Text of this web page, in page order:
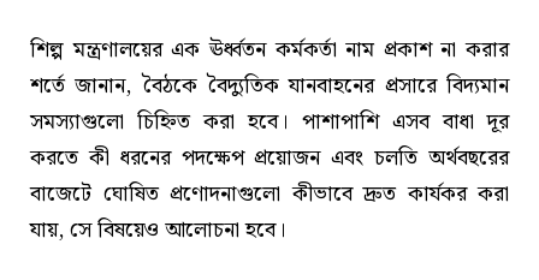
শিল্প মন্ত্রণালয়ের এক ঊর্ধ্বতন কর্মকর্তা নাম প্রকাশ না করার
শর্তে জানান, বৈঠকে বৈদ্যুতিক যানবাহনের প্রসারে বিদ্যমান
সমস্যাগুলো চিহ্নিত করা হবে। পাশাপাশি এসব বাধা দূর
করতে কী ধরনের পদক্ষেপ প্রয়োজন এবং চলতি অর্থবছরের
বাজেটে ঘোষিত প্রণোদনাগুলো কীভাবে দ্রুত কার্যকর করা
যায়, সে বিষয়েও আলোচনা হবে।